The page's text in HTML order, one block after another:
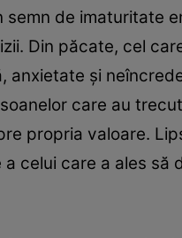
semn de imaturitate
Din păcate, cel
și
care au
propria valoare.
celui care a ales